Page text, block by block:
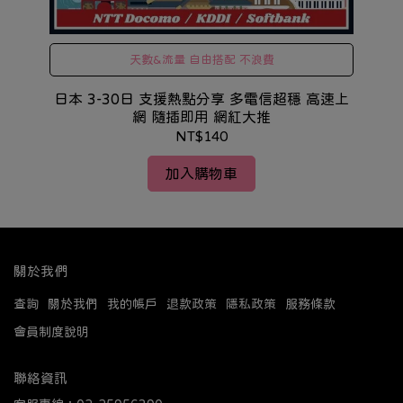
天數&流量 自由搭配 不浪費
日本 3-30日 支援熱點分享 多電信超穩 高速上
網 隨插即用 網紅大推
NT$140
加入購物車
關於我們
查詢 關於我們 我的帳戶 退款政策 隱私政策
服務條款
會員制度說明
聯絡資訊